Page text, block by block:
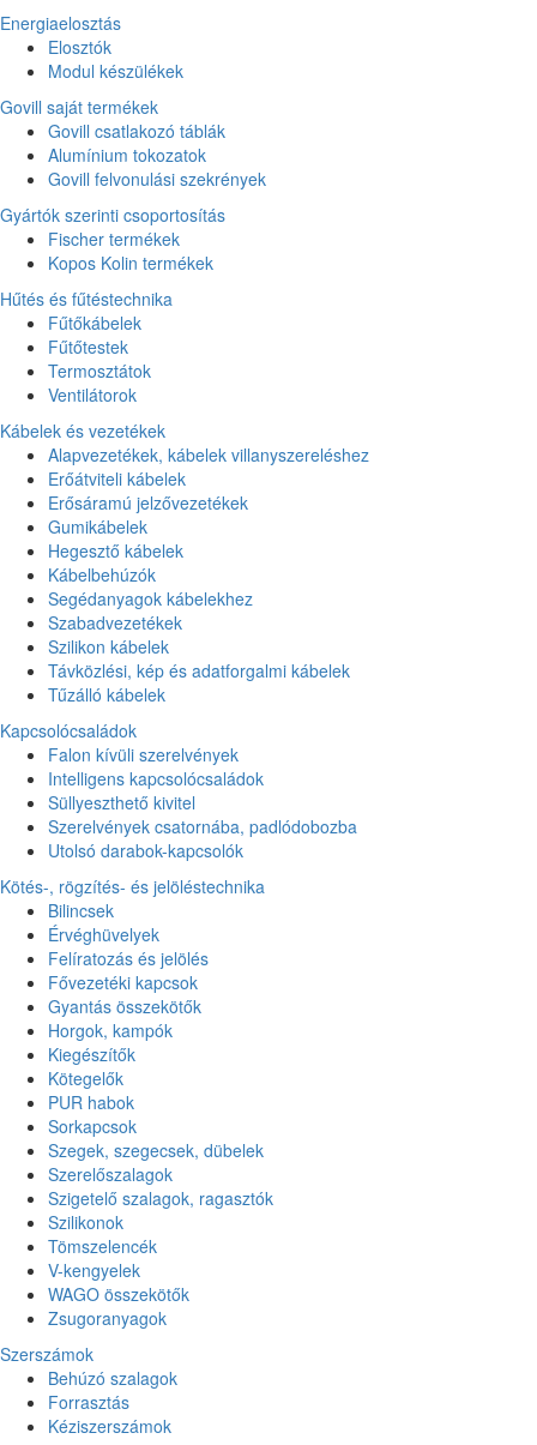
Energiaelosztás
Elosztók
Modul készülékek
Govill saját termékek
Govill csatlakozó táblák
Alumínium tokozatok
Govill felvonulási szekrények
Gyártók szerinti csoportosítás
Fischer termékek
Kopos Kolin termékek
Hűtés és fűtéstechnika
Fűtőkábelek
Fűtőtestek
Termosztátok
Ventilátorok
Kábelek és vezetékek
Alapvezetékek, kábelek villanyszereléshez
Erőátviteli kábelek
Erősáramú jelzővezetékek
Gumikábelek
Hegesztő kábelek
Kábelbehúzók
Segédanyagok kábelekhez
Szabadvezetékek
Szilikon kábelek
Távközlési, kép és adatforgalmi kábelek
Tűzálló kábelek
Kapcsolócsaládok
Falon kívüli szerelvények
Intelligens kapcsolócsaládok
Süllyeszthető kivitel
Szerelvények csatornába, padlódobozba
Utolsó darabok-kapcsolók
Kötés-, rögzítés- és jelöléstechnika
Bilincsek
Érvéghüvelyek
Felíratozás és jelölés
Fővezetéki kapcsok
Gyantás összekötők
Horgok, kampók
Kiegészítők
Kötegelők
PUR habok
Sorkapcsok
Szegek, szegecsek, dübelek
Szerelőszalagok
Szigetelő szalagok, ragasztók
Szilikonok
Tömszelencék
V-kengyelek
WAGO összekötők
Zsugoranyagok
Szerszámok
Behúzó szalagok
Forrasztás
Kéziszerszámok